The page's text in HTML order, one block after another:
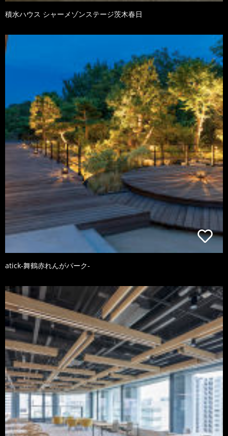
積水ハウス シャーメゾンステージ茨木春日
atick-舞鶴赤れんがパーク-